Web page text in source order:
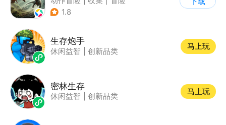
| 写实
1.8
生存炮手
休闲益智 创新品类
马上玩
密林生存
休闲益智 创新品类
马上玩